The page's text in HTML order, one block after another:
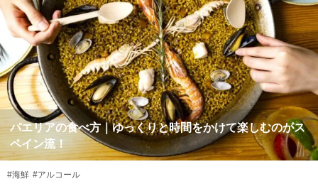
パエリアの食べ方｜ゆっくりと時間をかけて楽しむのがス
ペイン流！
#海鮮 #アルコール